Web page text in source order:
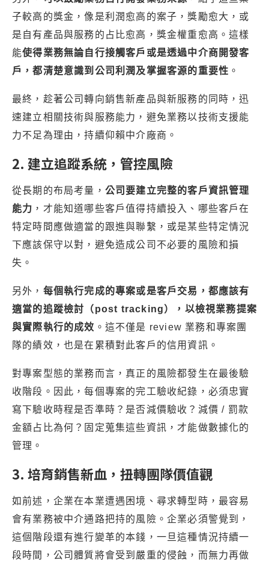
子較高的獎金，像是利潤愈高的案子，獎勵愈大，或
是自有產品與服務的占比愈高，獎金權重愈高。這樣
能使得業務無論自行接觸客戶或是透過中介商開發客
戶，都清楚意識到公司利潤及掌握客源的重要性 。
最終，趁著公司轉向銷售新產品與新服務的同時，迅
速建立相關技術與服務能力，避免業務以技術支援能
力不足為理由，持續仰賴中介廠商。
2. 建立追蹤系統，管控風險
從長期的布局考量， 公司要建立完整的客戶資訊管理
能力 ，才能知道哪些客戶值得持續投入、哪些客戶在
特定時間應做適當的跟進與聯繫，或是某些特定情況
下應該保守以對，避免造成公司不必要的風險和損
失。
另外， 每個執行完成的專案或是客戶交易，都應該有
適當的追蹤檢討（post tracking），以檢視業務提案
與實際執行的成效 。這不僅是 review 業務和專案團
隊的績效，也是在累積對此客戶的信用資訊。
對專案型態的業務而言，真正的風險都發生在最後驗
收階段。因此，每個專案的完工驗收紀錄，必須忠實
寫下驗收時程是否準時？是否減價驗收？減價 / 罰款
金額占比為何？固定蒐集這些資訊，才能做數據化的
管理。
3. 培育銷售新血，扭轉團隊價值觀
如前述，企業在本業遭遇困境、尋求轉型時，最容易
會有業務被中介通路把持的風險。企業必須警覺到，
這個階段還有進行變革的本錢，一旦這種情況持續一
段時間，公司體質將會受到嚴重的侵蝕，而無力再做